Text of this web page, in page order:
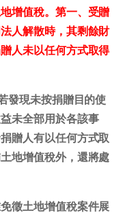
增值稅。第一、受贈
人解散時，其剩餘財
人未以任何方式取得
發現未按捐贈目的使
未全部用於各該事
贈人有以任何方式取
地增值稅外，還將處
徵土地增值稅案件展